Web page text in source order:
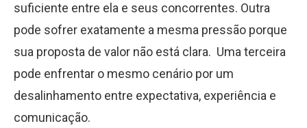
suficiente entre ela e seus concorrentes. Outra
pode sofrer exatamente a mesma pressão porque
sua proposta de valor não está clara. Uma terceira
pode enfrentar o mesmo cenário por um
desalinhamento entre expectativa, experiência e
comunicação.